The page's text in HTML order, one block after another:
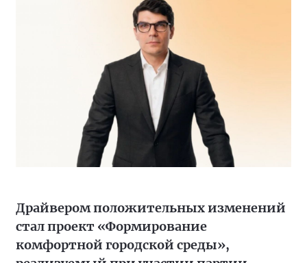
Драйвером положительных изменений
стал проект «Формирование
комфортной городской среды»,